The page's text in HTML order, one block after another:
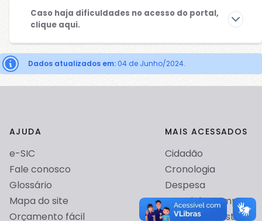
Para mais informações sobre como utilizamos os cookies, veja
Cookies obrigatórios para o
funcionamento do site.
Caso haja dificuldades no acesso do portal,
clique aqui.
Há situações onde o navegador pode apresentar o
erro abaixo:
Dados atualizados em: 04 de Junho/2024.
AJUDA
e-SIC
Fale conosco
Glossário
Mapa do site
Orçamento fácil
MAIS ACESSADOS
Cidadão
Cronologia
Despesa
Portal de Compras
Receita prevista